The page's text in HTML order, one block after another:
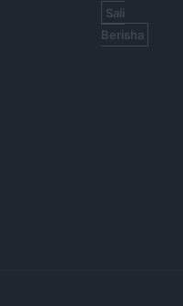
Sali
Berisha